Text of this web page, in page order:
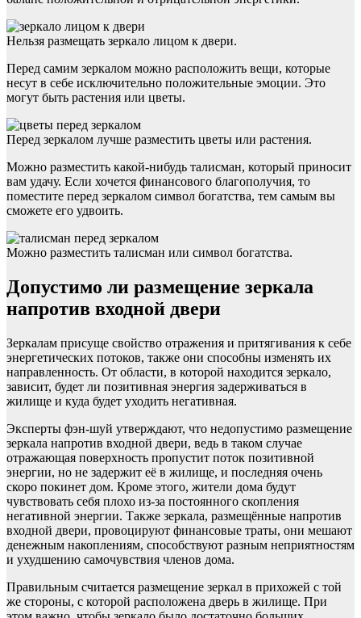
Нельзя размещать зеркало лицом к двери.
Перед самим зеркалом можно расположить вещи, которые
несут в себе исключительно положительные эмоции. Это
могут быть растения или цветы.
Перед зеркалом лучше разместить цветы или растения.
Можно разместить какой-нибудь талисман, который приносит
вам удачу. Если хочется финансового благополучия, то
поместите перед зеркалом символ богатства, тем самым вы
сможете его удвоить.
Можно разместить талисман или символ богатства.
Допустимо ли размещение зеркала
напротив входной двери
Зеркалам присуще свойство отражения и притягивания к себе
энергетических потоков, также они способны изменять их
направленность. От области, в которой находится зеркало,
зависит, будет ли позитивная энергия задерживаться в
жилище и куда будет уходить негативная.
Эксперты фэн-шуй утверждают, что недопустимо размещение
зеркала напротив входной двери, ведь в таком случае
отражающая поверхность пропустит поток позитивной
энергии, но не задержит её в жилище, и последняя очень
скоро покинет дом. Кроме этого, жители дома будут
чувствовать себя плохо из-за постоянного скопления
негативной энергии. Также зеркала, размещённые напротив
входной двери, провоцируют финансовые траты, они мешают
денежным накоплениям, способствуют разным неприятностям
и ухудшению самочувствия членов дома.
Правильным считается размещение зеркал в прихожей с той
же стороны, с которой расположена дверь в жилище. При